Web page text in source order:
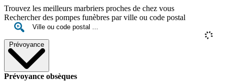
Trouvez les meilleurs marbriers proches de chez vous
Rechercher des pompes funèbres par ville ou code postal
Prévoyance
Prévoyance obsèques